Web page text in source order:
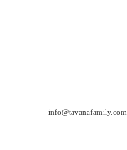
info@tavanafamily.com